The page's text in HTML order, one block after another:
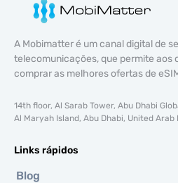
A Mobimatter é um canal digital de
telecomunicações, que permite aos
comprar as melhores ofertas de
14th floor, Al Sarab Tower, Abu Dhabi
Al Maryah Island, Abu Dhabi, United Arab
Links rápidos
Blog